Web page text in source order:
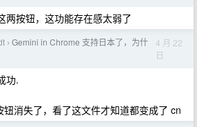
两按钮，这功能存在感太弱了
› Gemini in Chrome 支持日本了，为什
4 月 22
日
功.
消失了，看了这文件才知道都变成了 cn